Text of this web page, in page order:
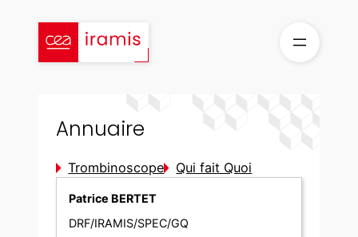
contenu
Annuaire
Trombinoscope Qui fait Quoi
Patrice BERTET
DRF/IRAMIS/SPEC/GQ